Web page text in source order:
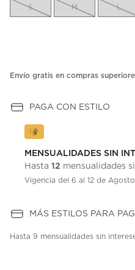
S M L
Envío gratis en compras
PAGA CON ESTILO
MENSUALIDADES SIN
Hasta 12 mensualidades
Vigencia del 6 al 12 de Agosto
MÁS ESTILOS PARA
Hasta 9 mensualidades sin